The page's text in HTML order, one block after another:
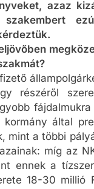
azaz
részéről
által
mint a többi
míg az
ennek a
18-30